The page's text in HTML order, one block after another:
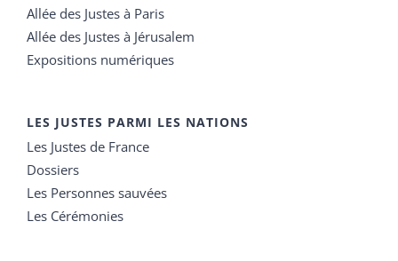
Allée des Justes à Paris
Allée des Justes à Jérusalem
Expositions numériques
LES JUSTES PARMI LES NATIONS
Les Justes de France
Dossiers
Les Personnes sauvées
Les Cérémonies